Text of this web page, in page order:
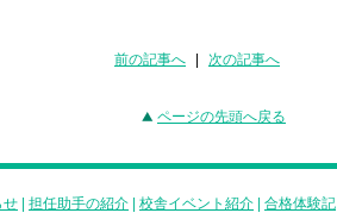
前の記事へ 次の記事へ
ページの先頭へ戻る
せ 担任助手の紹介 校舎イベント紹介 合格体験記